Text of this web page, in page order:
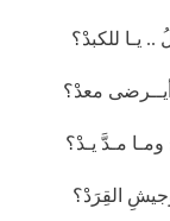
يـا للكبدْ؟
معدْ؟
مـدَّ يـدْ؟
القِرَدْ؟